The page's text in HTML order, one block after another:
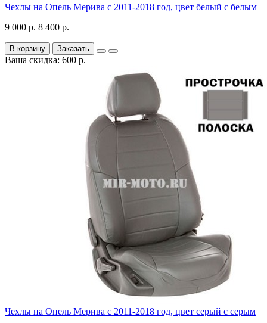
Чехлы на Опель Мерива с 2011-2018 год, цвет белый с белым
9 000 р. 8 400 р.
В корзину Заказать
Ваша скидка: 600 р.
Чехлы на Опель Мерива с 2011-2018 год, цвет серый с серым